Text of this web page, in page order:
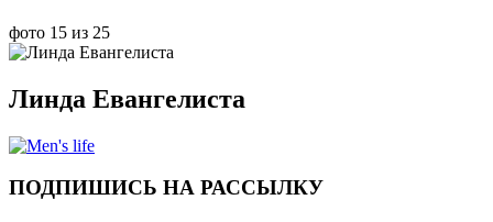
фото 15 из 25
Линда Евангелиста
ПОДПИШИСЬ НА РАССЫЛКУ